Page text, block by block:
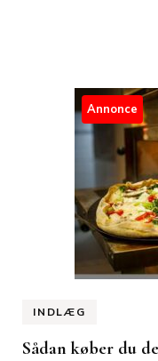
Annonce
INDLÆG
Sådan køber du